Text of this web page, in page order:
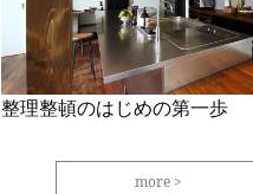
整理整頓のはじめの第一歩
more